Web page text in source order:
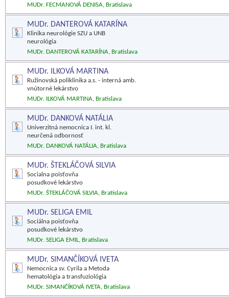
MUDr. FECMANOVÁ DENISA, Bratislava
MUDr. DANTEROVÁ KATARÍNA
Klinika neurológie SZU a UNB
neurológia
MUDr. DANTEROVÁ KATARÍNA, Bratislava
MUDr. ILKOVÁ MARTINA
Ružinovská poliklinika a.s. - interná amb.
vnútorné lekárstvo
MUDr. ILKOVÁ MARTINA, Bratislava
MUDr. DANKOVÁ NATÁLIA
Univerzitná nemocnica I. int. kl.
neurčená odbornosť
MUDr. DANKOVÁ NATÁLIA, Bratislava
MUDr. ŠTEKLÁČOVÁ SILVIA
Socialna poisťovňa
posudkové lekárstvo
MUDr. ŠTEKLÁČOVÁ SILVIA, Bratislava
MUDr. SELIGA EMIL
Sociálna poisťovňa
posudkové lekárstvo
MUDr. SELIGA EMIL, Bratislava
MUDr. SIMANČÍKOVÁ IVETA
Nemocnica sv. Cyrila a Metoda
hematológia a transfuziológia
MUDr. SIMANČÍKOVÁ IVETA, Bratislava